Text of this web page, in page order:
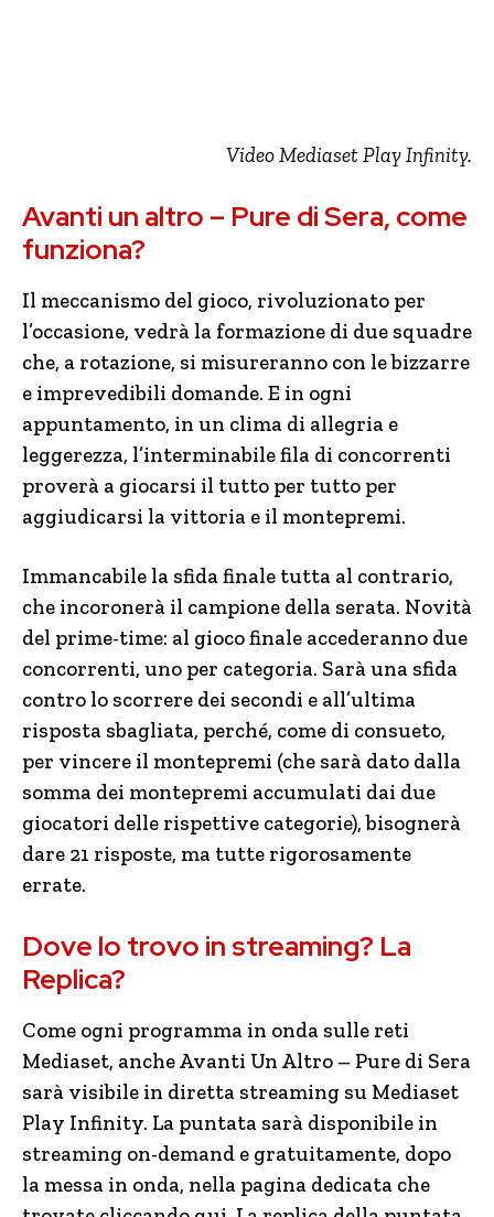
Video Mediaset Play Infinity.
Avanti un altro – Pure di Sera, come
funziona?
Il meccanismo del gioco, rivoluzionato per
l’occasione, vedrà la formazione di due squadre
che, a rotazione, si misureranno con le bizzarre
e imprevedibili domande. E in ogni
appuntamento, in un clima di allegria e
leggerezza, l’interminabile fila di concorrenti
proverà a giocarsi il tutto per tutto per
aggiudicarsi la vittoria e il montepremi.
Immancabile la sfida finale tutta al contrario,
che incoronerà il campione della serata. Novità
del prime-time: al gioco finale accederanno due
concorrenti, uno per categoria. Sarà una sfida
contro lo scorrere dei secondi e all’ultima
risposta sbagliata, perché, come di consueto,
per vincere il montepremi (che sarà dato dalla
somma dei montepremi accumulati dai due
giocatori delle rispettive categorie), bisognerà
dare 21 risposte, ma tutte rigorosamente
errate.
Dove lo trovo in streaming? La
Replica?
Come ogni programma in onda sulle reti
Mediaset, anche Avanti Un Altro – Pure di Sera
sarà visibile in diretta streaming su Mediaset
Play Infinity. La puntata sarà disponibile in
streaming on-demand e gratuitamente, dopo
la messa in onda, nella pagina dedicata che